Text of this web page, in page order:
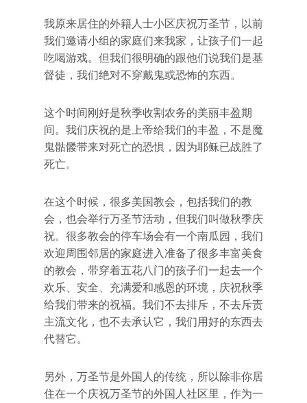
我原来居住的外籍人士小区庆祝万圣节，以前
我们邀请小组的家庭们来我家，让孩子们一起
吃喝游戏。但我们很明确的跟他们说我们是基
督徒，我们绝对不穿戴鬼或恐怖的东西。
这个时间刚好是秋季收割农务的美丽丰盈期
间。我们庆祝的是上帝给我们的丰盈，不是魔
鬼骷髅带来对死亡的恐惧，因为耶稣已战胜了
死亡。
在这个时候，很多美国教会，包括我们的教
会，也会举行万圣节活动，但我们叫做秋季庆
祝。很多教会的停车场会有一个南瓜园，我们
欢迎周围邻居的家庭进入准备了很多丰富美食
的教会，带穿着五花八门的孩子们一起去一个
欢乐、安全、充满爱和感恩的环境，庆祝秋季
给我们带来的祝福。我们不去排斥，不去斥责
主流文化，也不去承认它，我们用好的东西去
代替它。
另外，万圣节是外国人的传统，所以除非你居
住在一个庆祝万圣节的外国人社区里，作为一